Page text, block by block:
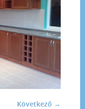
Következő →